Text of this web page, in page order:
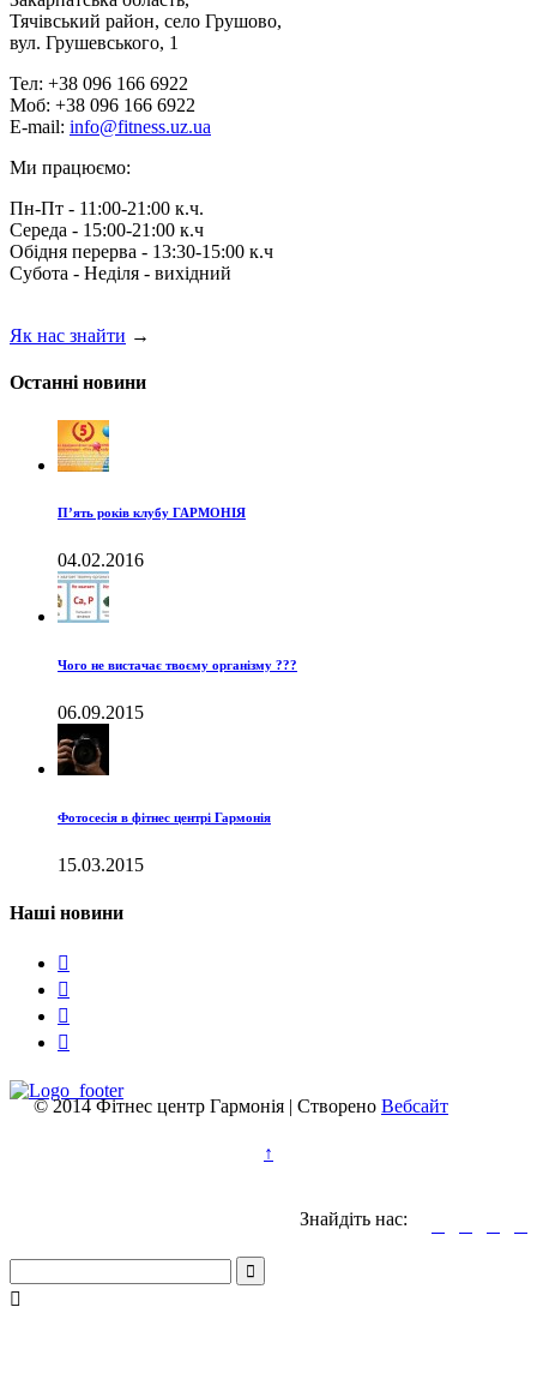
Тячівський район, село Грушово,
вул. Грушевського, 1
Тел: +38 096 166 6922
Моб: +38 096 166 6922
E-mail: info@fitness.uz.ua
Ми працюємо:
Пн-Пт - 11:00-21:00 к.ч.
Середа - 15:00-21:00 к.ч
Обідня перерва - 13:30-15:00 к.ч
Субота - Неділя - вихідний
Як нас знайти →
Останні новини
П’ять років клубу ГАРМОНІЯ
04.02.2016
Чого не вистачає твоєму організму ???
06.09.2015
Фотосесія в фітнес центрі Гармонія
15.03.2015
Наші новини




© 2014 Фітнес центр Гармонія | Створено Вебсайт
↑
Знайдіть нас:

